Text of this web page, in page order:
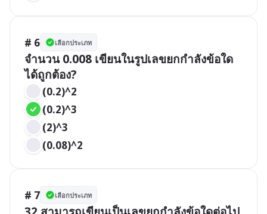
# 6 เลือกประเภท
จำนวน 0.008 เขียนในรูปเลขยกกำลังข้อใด
ได้ถูกต้อง?
(0.2)^2
(0.2)^3
(2)^3
(0.08)^2
# 7 เลือกประเภท